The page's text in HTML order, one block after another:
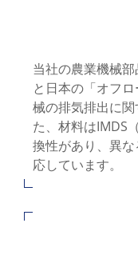
当社の農業機械
と日本の「オフ
械の排気排出に
た、材料はIMDS
換性があり、異
応しています。